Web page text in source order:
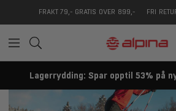
FRAKT 79,- GRATIS OVER 899,- FRI
Lagerrydding: Spar opptil 53% på